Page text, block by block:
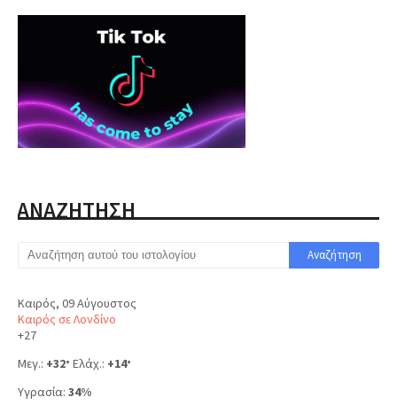
ΑΝΑΖΗΤΗΣΗ
Καιρός, 09 Αύγουστος
Καιρός σε Λονδίνο
+27
Μεγ.: +32° Ελάχ.: +14°
Υγρασία: 34%